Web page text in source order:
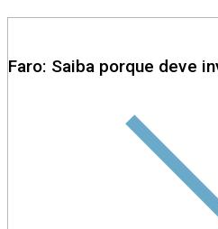
Faro: Saiba porque deve